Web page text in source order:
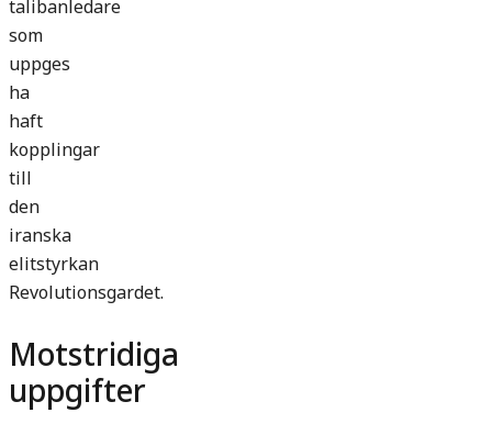
som
uppges
ha
haft
kopplingar
till
den
iranska
elitstyrkan
Revolutionsgardet.
Motstridiga
uppgifter